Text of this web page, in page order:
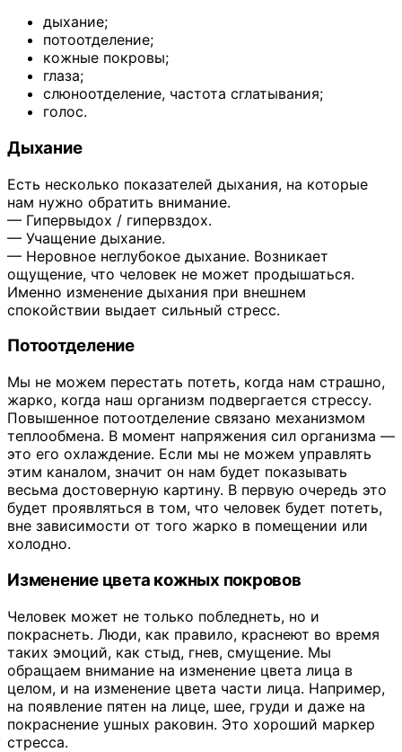
дыхание;
потоотделение;
кожные покровы;
глаза;
слюноотделение, частота сглатывания;
голос.
Дыхание
Есть несколько показателей дыхания, на которые
нам нужно обратить внимание.
— Гипервыдох / гипервздох.
— Учащение дыхание.
— Неровное неглубокое дыхание. Возникает
ощущение, что человек не может продышаться.
Именно изменение дыхания при внешнем
спокойствии выдает сильный стресс.
Потоотделение
Мы не можем перестать потеть, когда нам страшно,
жарко, когда наш организм подвергается стрессу.
Повышенное потоотделение связано механизмом
теплообмена. В момент напряжения сил организма —
это его охлаждение. Если мы не можем управлять
этим каналом, значит он нам будет показывать
весьма достоверную картину. В первую очередь это
будет проявляться в том, что человек будет потеть,
вне зависимости от того жарко в помещении или
холодно.
Изменение цвета кожных покровов
Человек может не только побледнеть, но и
покраснеть. Люди, как правило, краснеют во время
таких эмоций, как стыд, гнев, смущение. Мы
обращаем внимание на изменение цвета лица в
целом, и на изменение цвета части лица. Например,
на появление пятен на лице, шее, груди и даже на
покраснение ушных раковин. Это хороший маркер
стресса.